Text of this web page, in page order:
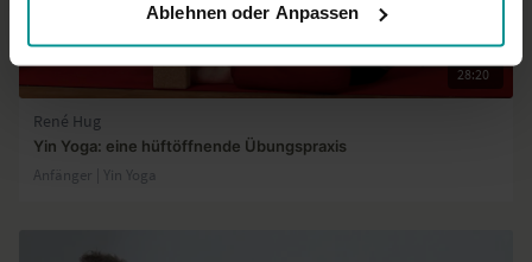
Ablehnen oder Anpassen
28:20
René Hug
Yin Yoga: eine hüftöffnende Übungspraxis
Anfänger | Yin Yoga